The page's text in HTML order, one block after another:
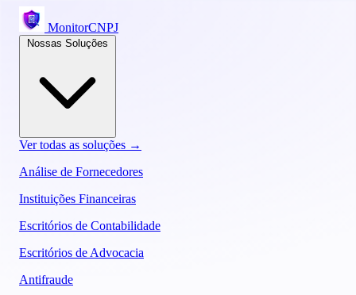
MonitorCNPJ
Ver todas as soluções →
Análise de Fornecedores
Instituições Financeiras
Escritórios de Contabilidade
Escritórios de Advocacia
Antifraude